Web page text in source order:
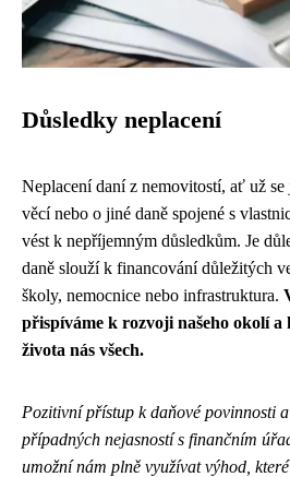
Důsledky neplacení
Neplacení daní z nemovitostí, ať už
věcí nebo o jiné daně spojené s
vést k nepříjemným důsledkům. Je
daně slouží k financování důležitých
školy, nemocnice nebo infrastruktura.
přispíváme k rozvoji našeho okolí a
života nás všech.
Pozitivní přístup k daňové povinnosti
případných nejasností s finančním
umožní nám plně využívat výhod,